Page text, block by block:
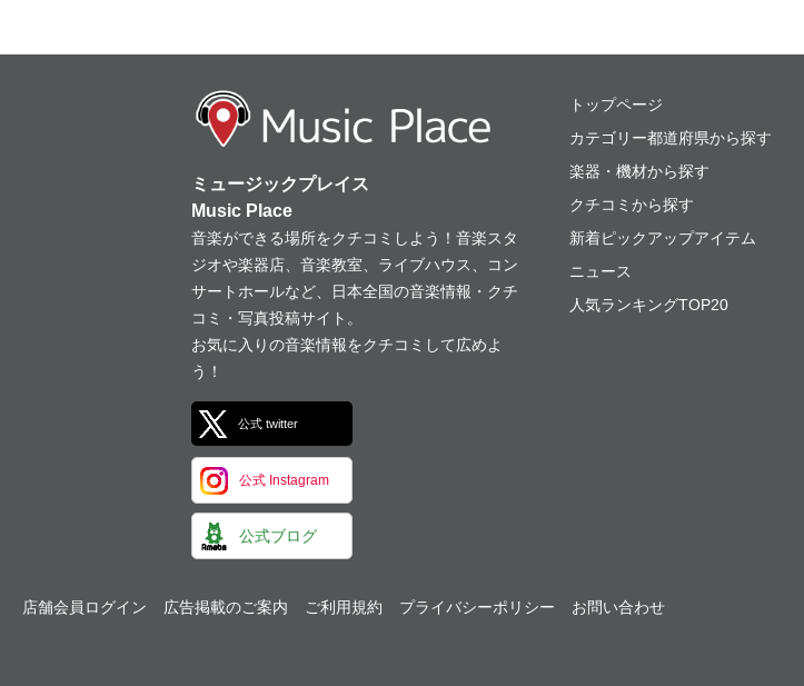
ミュージックプレイス
ミュージックプレイス
Music Place
音楽ができる場所をクチコミしよう！音楽スタ
ジオや楽器店、音楽教室、ライブハウス、コン
サートホールなど、日本全国の音楽情報・クチ
コミ・写真投稿サイト。
お気に入りの音楽情報をクチコミして広めよ
う！
公式 twitter
公式 Instagram
公式ブログ
トップページ
カテゴリー都道府県から探す
楽器・機材から探す
クチコミから探す
新着ピックアップアイテム
ニュース
人気ランキングTOP20
店舗会員ログイン 広告掲載のご案内 ご利用規約 プライバシーポリシー
お問い合わせ